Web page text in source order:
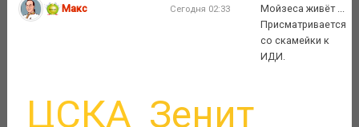
Макс Сегодня 02:33
Мойзеса живёт ...
Присматривается
со скамейки к
ИДИ.
ЦСКА Зенит